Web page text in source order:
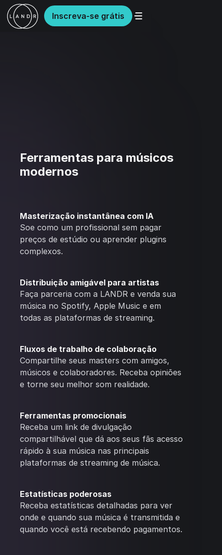
Inscreva-se grátis
Ferramentas para músicos
modernos
Masterização instantânea com IA
Soe como um profissional sem pagar
preços de estúdio ou aprender plugins
complexos.
Distribuição amigável para artistas
Faça parceria com a LANDR e venda sua
música no Spotify, Apple Music e em
todas as plataformas de streaming.
Fluxos de trabalho de colaboração
Compartilhe seus masters com amigos,
músicos e colaboradores. Receba opiniões
e torne seu melhor som realidade.
Ferramentas promocionais
Receba um link de divulgação
compartilhável que dá aos seus fãs acesso
rápido à sua música nas principais
plataformas de streaming de música.
Estatísticas poderosas
Receba estatísticas detalhadas para ver
onde e quando sua música é transmitida e
quando você está recebendo pagamentos.